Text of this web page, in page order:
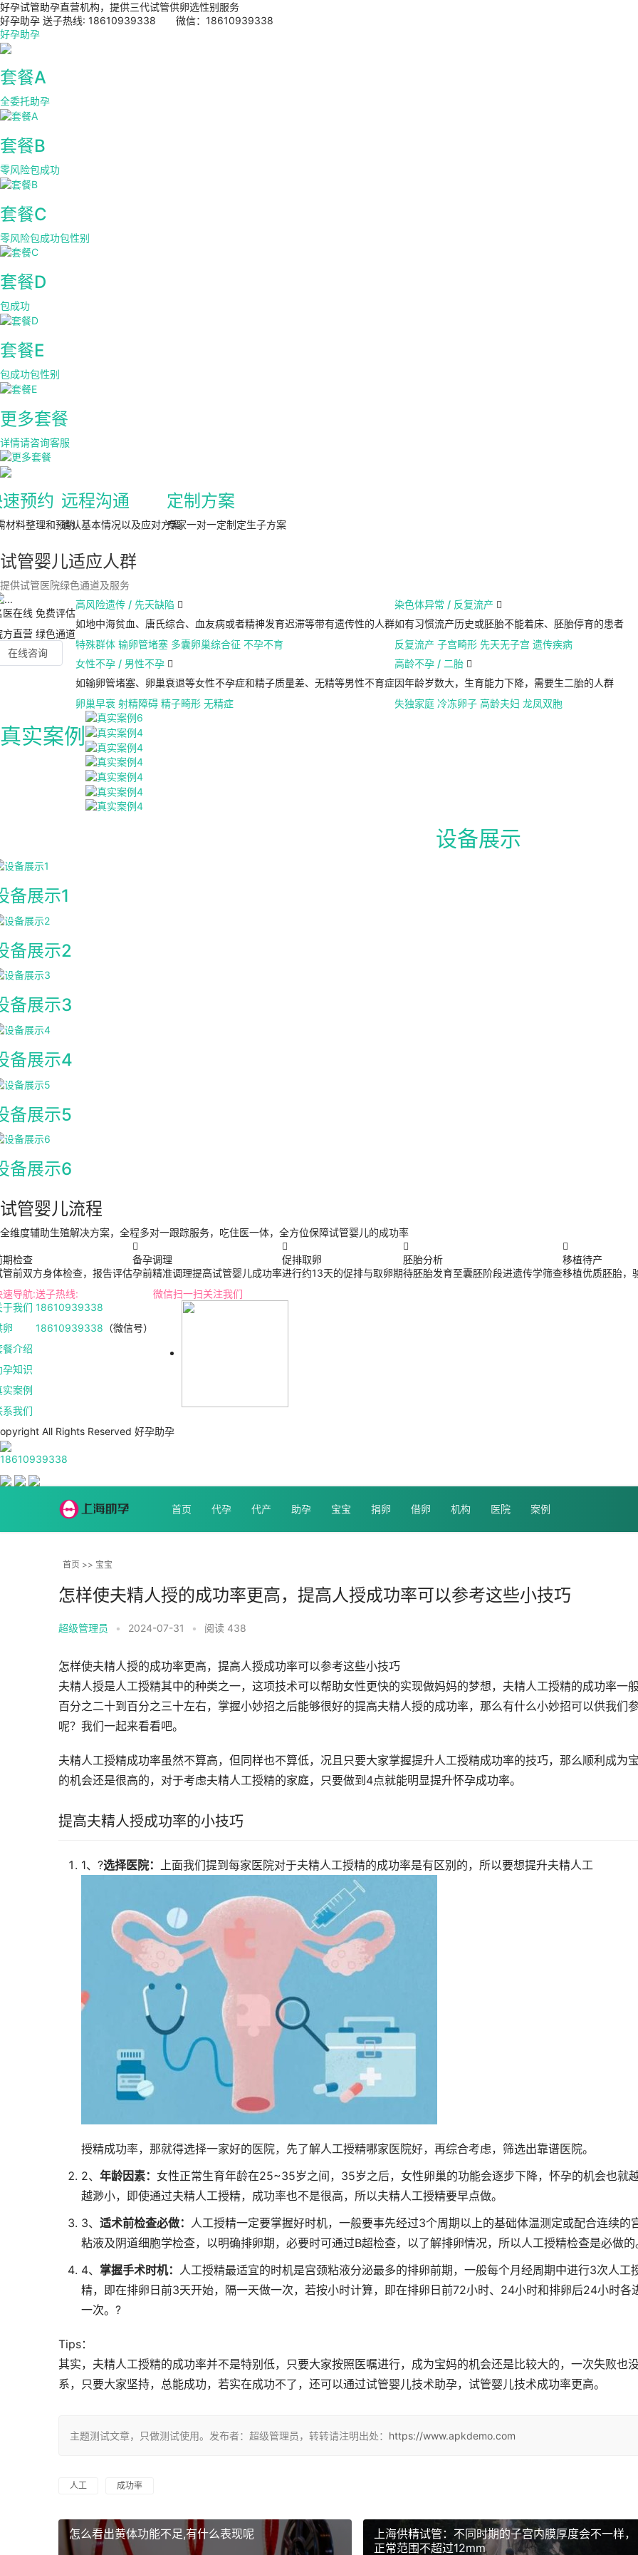
好孕试管助孕直营机构，提供三代试管供卵选性别服务
好孕助孕 送子热线: 18610939338 微信：18610939338
好孕助孕
套餐A
全委托助孕
套餐B
零风险包成功
套餐C
零风险包成功包性别
套餐D
包成功
套餐E
包成功包性别
更多套餐
详情请咨询客服
预约
材料整理和预约
远程沟通
确认基本情况以及应对方案
定制方案
专家一对一定制定生子方案
试管婴儿适应人群
提供试管医院绿色通道及服务
医在线 免费评估
方直营 绿色通道
在线咨询
高风险遗传 / 先天缺陷 
如地中海贫血、唐氏综合、血友病或者精神发育迟滞等带有遗传性的人群
特殊群体 输卵管堵塞 多囊卵巢综合征 不孕不育
女性不孕 / 男性不孕 
如输卵管堵塞、卵巢衰退等女性不孕症和精子质量差、无精等男性不育症
卵巢早衰 射精障碍 精子畸形 无精症
染色体异常 / 反复流产 
如有习惯流产历史或胚胎不能着床、胚胎停育的患者
反复流产 子宫畸形 先天无子宫 遗传疾病
高龄不孕 / 二胎 
因年龄岁数大，生育能力下降，需要生二胎的人群
失独家庭 冷冻卵子 高龄夫妇 龙凤双胞
真实案例
设备展示
备展示1
备展示2
备展示3
备展示4
备展示5
备展示6
试管婴儿流程
全维度辅助生殖解决方案，全程多对一跟踪服务，吃住医一体，全方位保障试管婴儿的成功率
期检查
管前双方身体检查，报告评估

备孕调理
孕前精准调理提高试管婴儿成功率

促排取卵
进行约13天的促排与取卵期

胚胎分析
待胚胎发育至囊胚阶段进遗传学筛查

移植待产
移植优质胚胎，
速导航:
于我们
卵
餐介绍
孕知识
实案例
系我们
送子热线:
18610939338
18610939338 （微信号）
微信扫一扫关注我们
All Rights Reserved 好孕助孕
18610939338
首页 代孕 代产 助孕 宝宝 捐卵 借卵 机构 医院 案例
首页 >> 宝宝
怎样使夫精人授的成功率更高，提高人授成功率可以参考这些小技巧
超级管理员 • 2024-07-31 • 阅读 438
怎样使夫精人授的成功率更高，提高人授成功率可以参考这些小技巧
夫精人授是人工授精其中的种类之一，这项技术可以帮助女性更快的实现做妈妈的梦想，夫精人工授精的成功率一
百分之二十到百分之三十左右，掌握小妙招之后能够很好的提高夫精人授的成功率，那么有什么小妙招可以供我们
呢？我们一起来看看吧。
夫精人工授精成功率虽然不算高，但同样也不算低，况且只要大家掌握提升人工授精成功率的技巧，那么顺利成为
的机会还是很高的，对于考虑夫精人工授精的家庭，只要做到4点就能明显提升怀孕成功率。
提高夫精人授成功率的小技巧
1、?选择医院： 上面我们提到每家医院对于夫精人工授精的成功率是有区别的，所以要想提升夫精人工
授精成功率，那就得选择一家好的医院，先了解人工授精哪家医院好，再综合考虑，筛选出靠谱医院。
2、 年龄因素： 女性正常生育年龄在25~35岁之间，35岁之后，女性卵巢的功能会逐步下降，怀孕的机会也就
越渺小，即使通过夫精人工授精，成功率也不是很高，所以夫精人工授精要早点做。
3、 适术前检查必做： 人工授精一定要掌握好时机，一般要事先经过3个周期以上的基础体温测定或配合连续的
粘液及阴道细胞学检查，以明确排卵期，必要时可通过B超检查，以了解排卵情况，所以人工授精检查是必做的
4、 掌握手术时机： 人工授精最适宜的时机是宫颈粘液分泌最多的排卵前期，一般每个月经周期中进行3次人工
精，即在排卵日前3天开始，隔一天做一次，若按小时计算，即在排卵日前72小时、24小时和排卵后24小时各
一次。?
Tips：
其实，夫精人工授精的成功率并不是特别低，只要大家按照医嘱进行，成为宝妈的机会还是比较大的，一次失败也
系，只要大家坚持，总能成功，若实在成功不了，还可以通过试管婴儿技术助孕，试管婴儿技术成功率更高。
主题测试文章，只做测试使用。发布者：超级管理员，转转请注明出处： https://www.apkdemo.com
人工 成功率
怎么看出黄体功能不足,有什么表现呢
上海供精试管：不同时期的子宫内膜厚度会不一样，
正常范围不超过12mm